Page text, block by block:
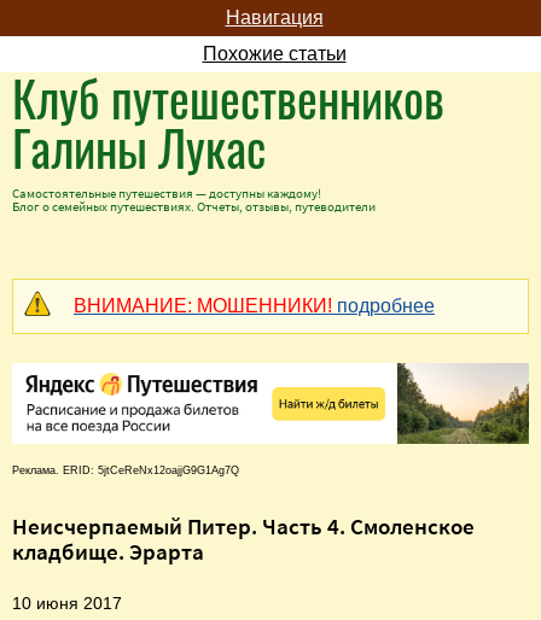
Навигация
Похожие статьи
Клуб путешественников
Галины Лукас
Самостоятельные путешествия — доступны каждому!
Блог о семейных путешествиях. Отчеты, отзывы, путеводители
ВНИМАНИЕ: МОШЕННИКИ! подробнее
Реклама. ERID: 5jtCeReNx12oajjG9G1Ag7Q
Неисчерпаемый Питер. Часть 4. Смоленское
кладбище. Эрарта
10 июня 2017